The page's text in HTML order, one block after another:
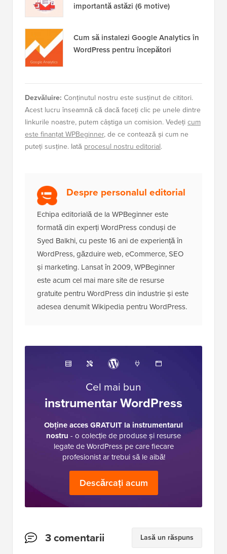
importantă astăzi (6 motive)
Cum să instalezi Google Analytics în
WordPress pentru începători
Dezvăluire: Conținutul nostru este susținut de cititori.
Acest lucru înseamnă că dacă faceți clic pe unele dintre
linkurile noastre, putem câștiga un comision. Vedeți cum
este finanțat WPBeginner, de ce contează și cum ne
puteți susține. Iată procesul nostru editorial.
Despre personalul editorial
Echipa editorială de la WPBeginner este
formată din experți WordPress conduși de
Syed Balkhi, cu peste 16 ani de experiență în
WordPress, găzduire web, eCommerce, SEO
și marketing. Lansat în 2009, WPBeginner
este acum cel mai mare site de resurse
gratuite pentru WordPress din industrie și este
adesea denumit Wikipedia pentru WordPress.
Cel mai bun
instrumentar WordPress
Obține acces GRATUIT la instrumentarul
nostru - o colecție de produse și resurse
legate de WordPress pe care fiecare
profesionist ar trebui să le aibă!
Descărcați acum
Interacțiuni
3 comentarii Lasă un răspuns